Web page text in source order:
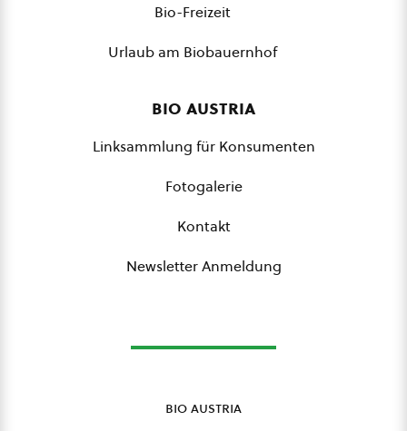
Bio-Freizeit
Urlaub am Biobauernhof
bio austria
Linksammlung für Konsumenten
Fotogalerie
Kontakt
Newsletter Anmeldung
bio austria